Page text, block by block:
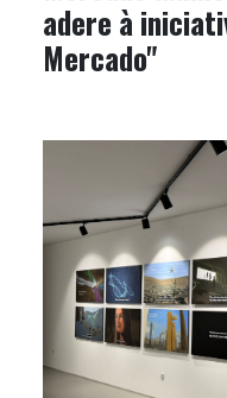
adere à
Mercado"